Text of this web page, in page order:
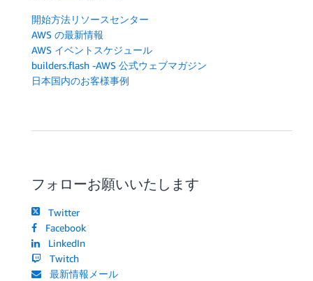
開始方法リソースセンター
AWS の最新情報
AWS イベントスケジュール
builders.flash -AWS 公式ウェブマガジン
日本国内のお客様事例
フォローお願いいたします
Twitter
Facebook
LinkedIn
Twitch
最新情報メール